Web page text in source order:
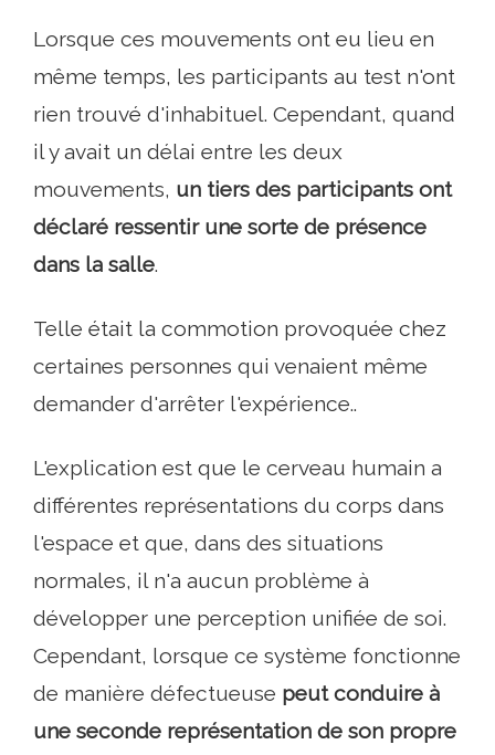
Lorsque ces mouvements ont eu lieu en
même temps, les participants au test n'ont
rien trouvé d'inhabituel. Cependant, quand
il y avait un délai entre les deux
mouvements, un tiers des participants ont
déclaré ressentir une sorte de présence
dans la salle.
Telle était la commotion provoquée chez
certaines personnes qui venaient même
demander d'arrêter l'expérience..
L'explication est que le cerveau humain a
différentes représentations du corps dans
l'espace et que, dans des situations
normales, il n'a aucun problème à
développer une perception unifiée de soi.
Cependant, lorsque ce système fonctionne
de manière défectueuse peut conduire à
une seconde représentation de son propre